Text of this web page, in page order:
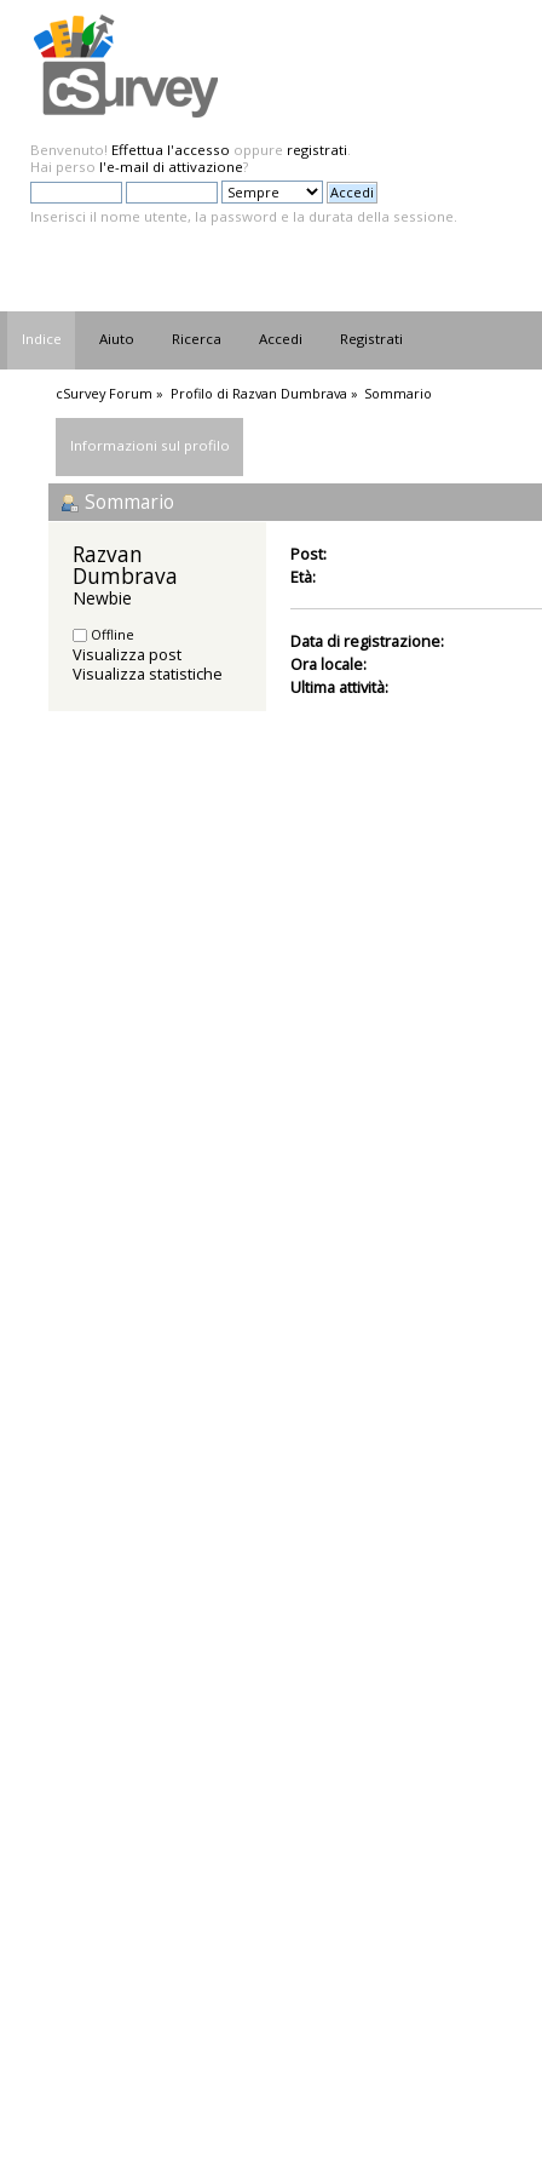
Benvenuto! Effettua l'accesso oppure registrati.
Hai perso l'e-mail di attivazione?
Inserisci il nome utente, la password e la durata della sessione.
Indice Aiuto Ricerca Accedi Registrati
cSurvey Forum » Profilo di Razvan Dumbrava » Sommario
Informazioni sul profilo
Sommario
Razvan
Dumbrava
Newbie
Offline
Visualizza post
Visualizza statistiche
Post:
Età:
Data di registrazione:
Ora locale:
Ultima attività: